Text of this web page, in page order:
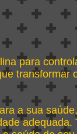
para
transformar
a sua
adequada.